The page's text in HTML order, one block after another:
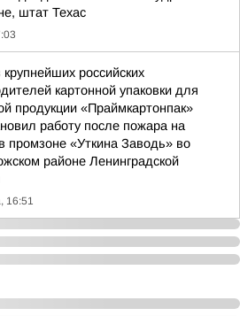
штат Техас
российских
картонной упаковки для
продукции «Праймкартонпак»
работу после пожара на
промзоне «Уткина Заводь» во
районе Ленинградской
16:51